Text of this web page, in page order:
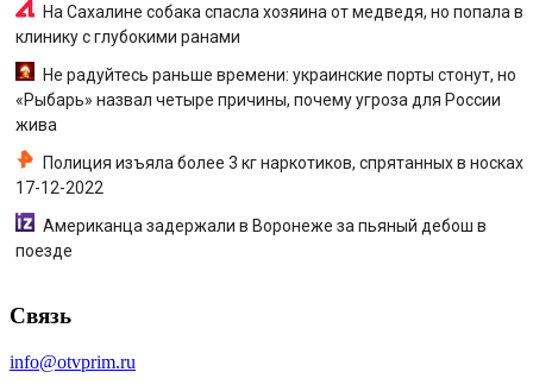
На Сахалине собака спасла хозяина от медведя, но попала в
клинику с глубокими ранами
Не радуйтесь раньше времени: украинские порты стонут, но
«Рыбарь» назвал четыре причины, почему угроза для России
жива
Полиция изъяла более 3 кг наркотиков, спрятанных в носках
17-12-2022
Американца задержали в Воронеже за пьяный дебош в
поезде
Связь
info@otvprim.ru